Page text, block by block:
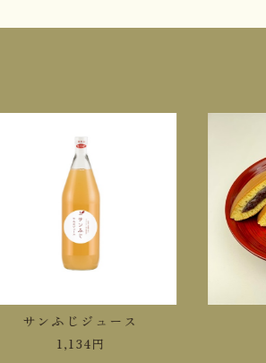
サンふじジュース
1,134円